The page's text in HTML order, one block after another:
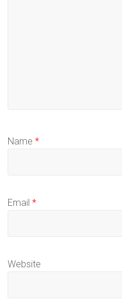
Name*
Email*
Website